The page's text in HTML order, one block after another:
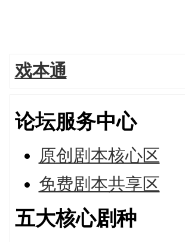
戏本通
论坛服务中心
原创剧本核心区
免费剧本共享区
五大核心剧种